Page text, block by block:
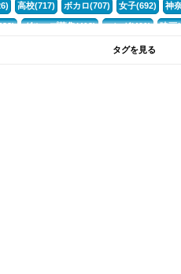
高校(717) ボカロ(707) 女子(692) 神
グループ募集(412) マンガ(401) 映画
フォートナイト(320)
タグを見る